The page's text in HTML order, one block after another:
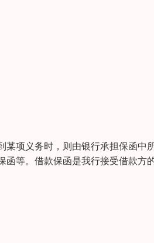
某项义务时，则由银行承担保函中
函等。借款保函是我行接受借款方